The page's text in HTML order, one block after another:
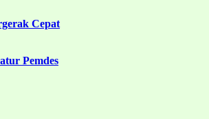
Cepat
Pemdes